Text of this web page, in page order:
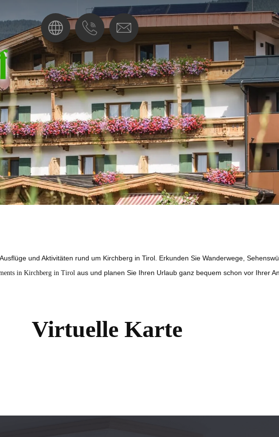
und Aktivitäten rund um Kirchberg in Tirol. Erkunden Sie Wanderwege,
in Kirchberg in Tirol aus und planen Sie Ihren Urlaub ganz bequem schon vor Ihrer
Virtuelle Karte